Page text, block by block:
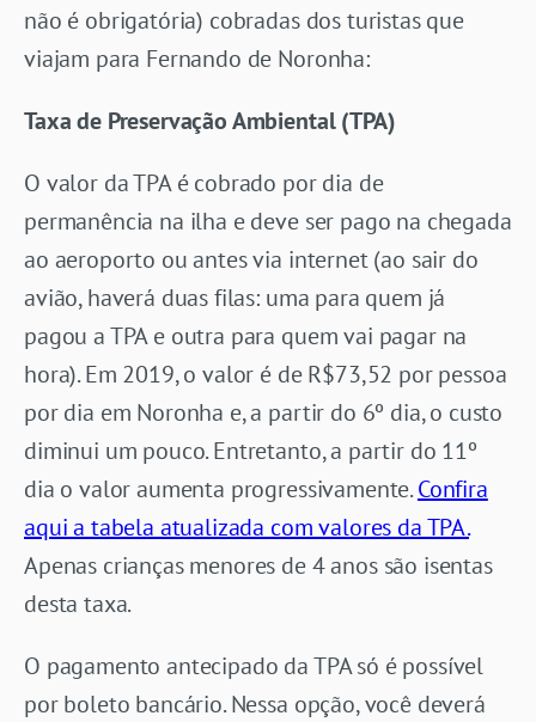
não é obrigatória) cobradas dos turistas que
viajam para Fernando de Noronha:
Taxa de Preservação Ambiental (TPA)
O valor da TPA é cobrado por dia de
permanência na ilha e deve ser pago na chegada
ao aeroporto ou antes via internet (ao sair do
avião, haverá duas filas: uma para quem já
pagou a TPA e outra para quem vai pagar na
hora). Em 2019, o valor é de R$73,52 por pessoa
por dia em Noronha e, a partir do 6º dia, o custo
diminui um pouco. Entretanto, a partir do 11º
dia o valor aumenta progressivamente.Confira
aqui a tabela atualizada com valores da TPA.
Apenas crianças menores de 4 anos são isentas
desta taxa.
O pagamento antecipado da TPA só é possível
por boleto bancário. Nessa opção, você deverá